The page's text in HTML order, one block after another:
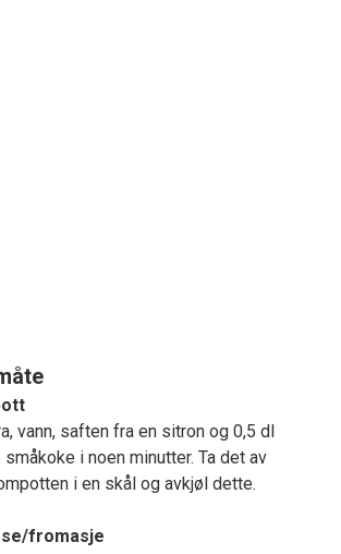
vann, saften fra en sitron og 0,5 dl
i noen minutter. Ta det av
i en skål og avkjøl dette.
fromasje